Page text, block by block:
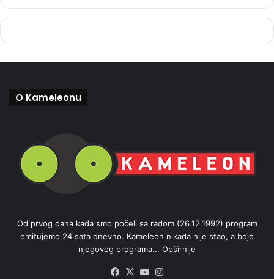
O Kameleonu
Od prvog dana kada smo počeli sa radom (26.12.1992) program
emitujemo 24 sata dnevno. Kameleon nikada nije stao, a boje
njegovog programa... Opširnije
Facebook
X YouTube